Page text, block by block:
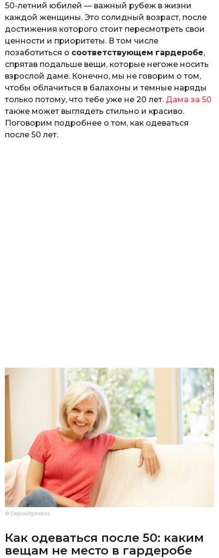
р
к
л
ю
к
50-летний юбилей — важный рубеж в жизни
каждой женщины. Это солидный возраст, после
достижения которого стоит пересмотреть свои
ценности и приоритеты. В том числе
позаботиться о соответствующем гардеробе,
спрятав подальше вещи, которые негоже носить
взрослой даме. Конечно, мы не говорим о том,
чтобы облачиться в балахоны и темные наряды
только потому, что тебе уже не 20 лет. Дама за 50
также может выглядеть стильно и красиво.
Поговорим подробнее о том, как одеваться
после 50 лет.
© Depositphotos
Как одеваться после 50: каким
вещам не место в гардеробе